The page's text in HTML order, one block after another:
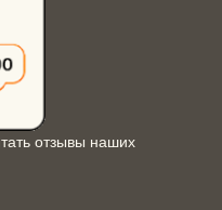
отзывы наших